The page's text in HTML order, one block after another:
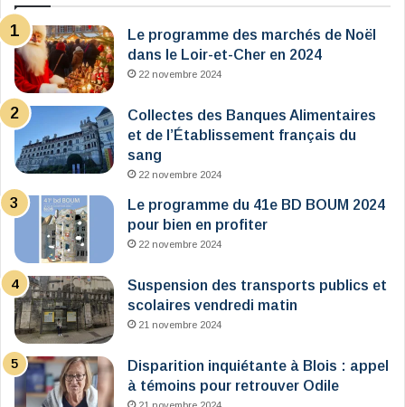
Le programme des marchés de Noël
dans le Loir-et-Cher en 2024
22 novembre 2024
Collectes des Banques Alimentaires
et de l’Établissement français du
sang
22 novembre 2024
Le programme du 41e BD BOUM 2024
pour bien en profiter
22 novembre 2024
Suspension des transports publics et
scolaires vendredi matin
21 novembre 2024
Disparition inquiétante à Blois : appel
à témoins pour retrouver Odile